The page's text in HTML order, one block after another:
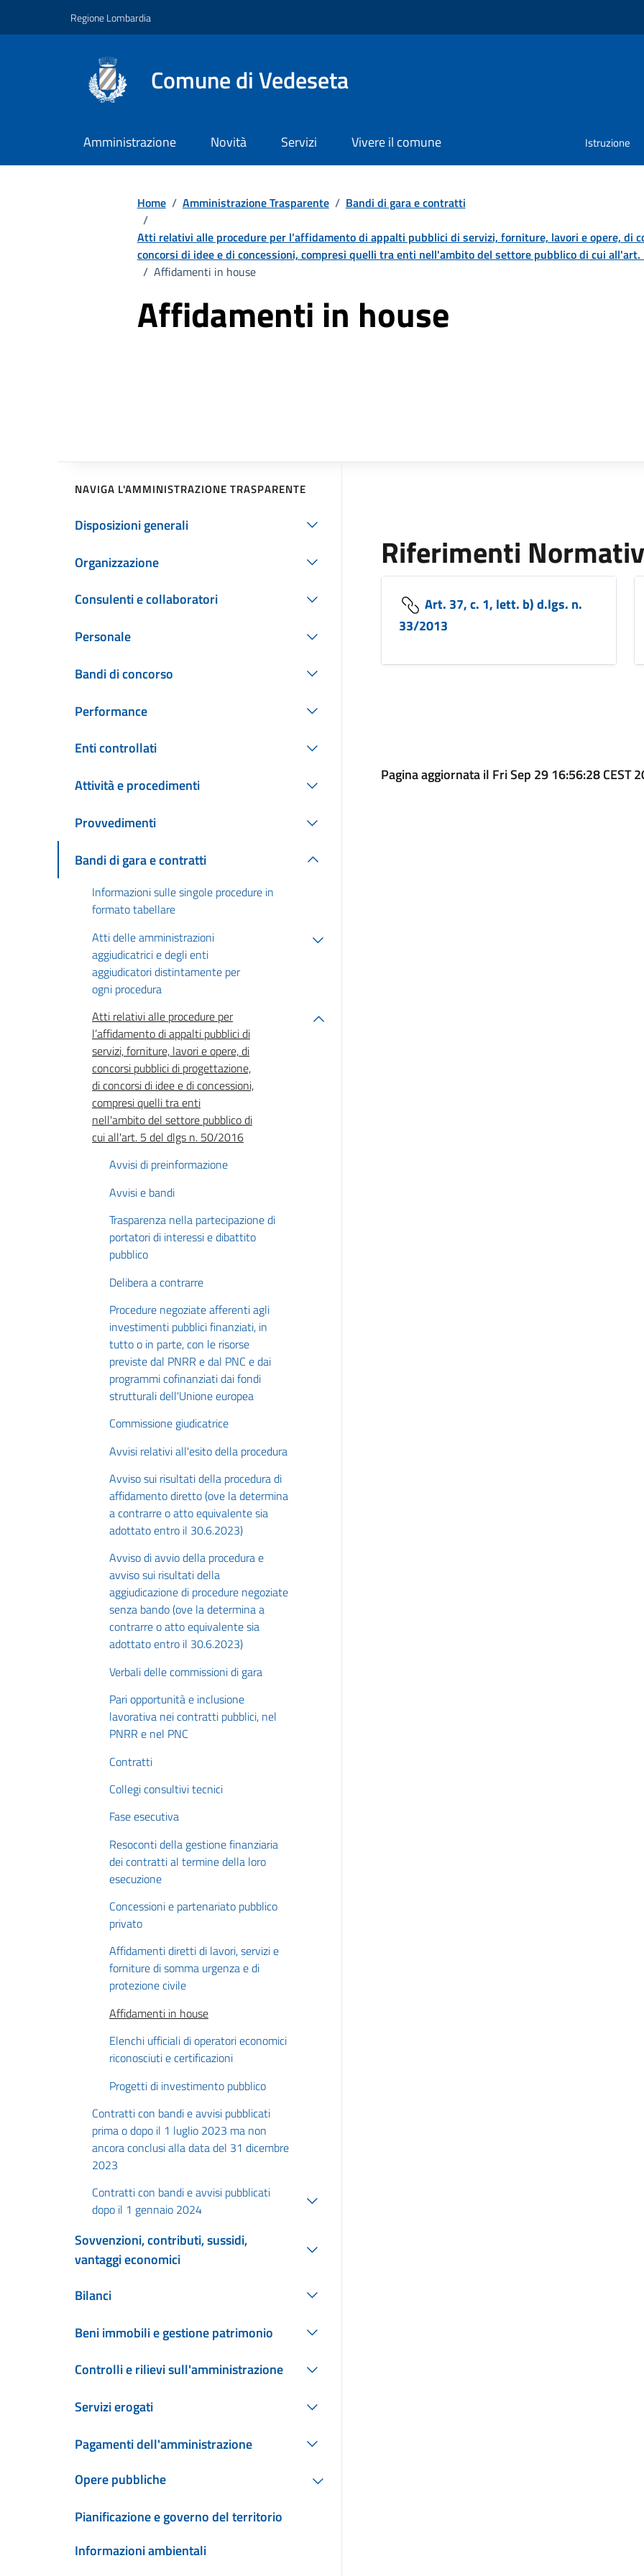
Regione Lombardia
Comune di Vedeseta
Amministrazione Novità Servizi Vivere il comune Istruzione
Home / Amministrazione Trasparente / Bandi di gara e contratti
/
Atti relativi alle procedure per l’affidamento di appalti pubblici di servizi, forniture, lavori e opere, di
concorsi di idee e di concessioni, compresi quelli tra enti nell'ambito del settore pubblico di cui
/ Affidamenti in house
Affidamenti in house
NAVIGA L'AMMINISTRAZIONE TRASPARENTE
Disposizioni generali
Organizzazione
Consulenti e collaboratori
Personale
Bandi di concorso
Performance
Enti controllati
Attività e procedimenti
Provvedimenti
Bandi di gara e contratti
Informazioni sulle singole procedure in
formato tabellare
Atti delle amministrazioni
aggiudicatrici e degli enti
aggiudicatori distintamente per
ogni procedura
Atti relativi alle procedure per
l’affidamento di appalti pubblici di
servizi, forniture, lavori e opere, di
concorsi pubblici di progettazione,
di concorsi di idee e di concessioni,
compresi quelli tra enti
nell'ambito del settore pubblico di
cui all'art. 5 del dlgs n. 50/2016
Avvisi di preinformazione
Avvisi e bandi
Trasparenza nella partecipazione di
portatori di interessi e dibattito
pubblico
Delibera a contrarre
Procedure negoziate afferenti agli
investimenti pubblici finanziati, in
tutto o in parte, con le risorse
previste dal PNRR e dal PNC e dai
programmi cofinanziati dai fondi
strutturali dell'Unione europea
Commissione giudicatrice
Avvisi relativi all'esito della procedura
Avviso sui risultati della procedura di
affidamento diretto (ove la determina
a contrarre o atto equivalente sia
adottato entro il 30.6.2023)
Avviso di avvio della procedura e
avviso sui risultati della
aggiudicazione di procedure negoziate
senza bando (ove la determina a
contrarre o atto equivalente sia
adottato entro il 30.6.2023)
Verbali delle commissioni di gara
Pari opportunità e inclusione
lavorativa nei contratti pubblici, nel
PNRR e nel PNC
Contratti
Collegi consultivi tecnici
Fase esecutiva
Resoconti della gestione finanziaria
dei contratti al termine della loro
esecuzione
Concessioni e partenariato pubblico
privato
Affidamenti diretti di lavori, servizi e
forniture di somma urgenza e di
protezione civile
Affidamenti in house
Elenchi ufficiali di operatori economici
riconosciuti e certificazioni
Progetti di investimento pubblico
Contratti con bandi e avvisi pubblicati
prima o dopo il 1 luglio 2023 ma non
ancora conclusi alla data del 31 dicembre
2023
Contratti con bandi e avvisi pubblicati
dopo il 1 gennaio 2024
Sovvenzioni, contributi, sussidi,
vantaggi economici
Bilanci
Beni immobili e gestione patrimonio
Controlli e rilievi sull'amministrazione
Servizi erogati
Pagamenti dell'amministrazione
Opere pubbliche
Pianificazione e governo del territorio
Informazioni ambientali
Riferimenti
Art. 37, c. 1, lett. b) d.lgs. n.
33/2013
Pagina aggiornata il Fri Sep 29 16:56:28 CEST